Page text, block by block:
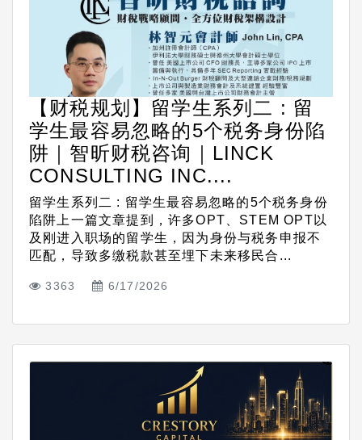
【财税规划】留学生系列二 : 留
学生最容易忽略的5个税务身份陷
阱｜智昕财税咨询｜LINCK
CONSULTING INC....
留学生系列二 : 留学生最容易忽略的5个税务身份
陷阱上一篇文章提到，许多OPT、STEM OPT以
及刚进入职场的留学生，因为身份与税务申报不
匹配，导致多缴税款甚至埋下未来移民合...
3363 6/17/2026